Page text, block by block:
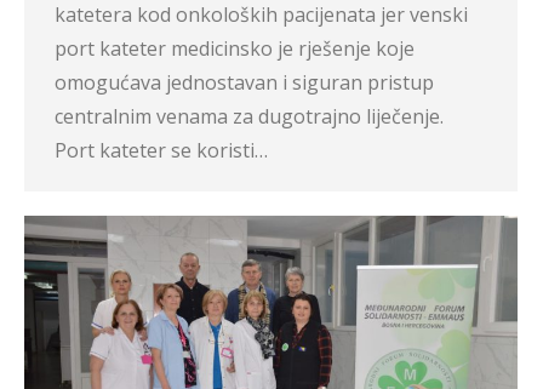
katetera kod onkoloških pacijenata jer venski
port kateter medicinsko je rješenje koje
omogućava jednostavan i siguran pristup
centralnim venama za dugotrajno liječenje.
Port kateter se koristi…